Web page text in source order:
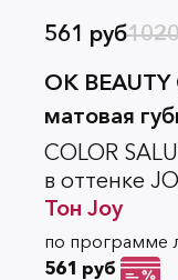
561 руб
OK
матовая
COLOR
в оттенке
Тон Joy
по программе
561 руб